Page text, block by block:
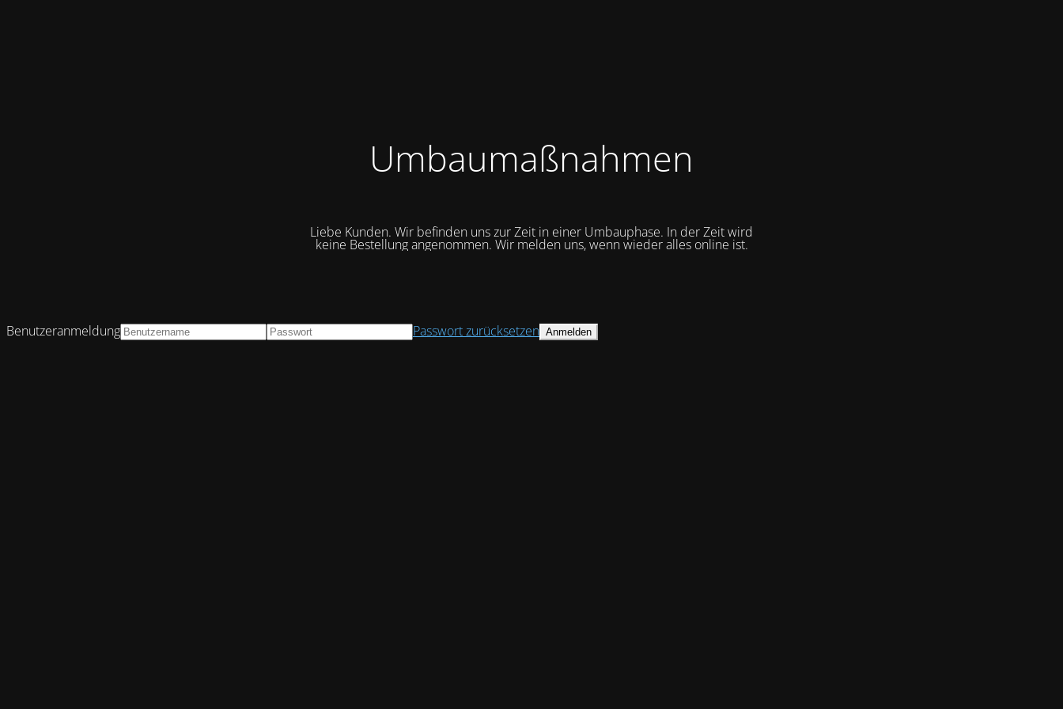
Umbaumaßnahmen
Liebe Kunden. Wir befinden uns zur Zeit in einer Umbauphase. In der Zeit wird
keine Bestellung angenommen. Wir melden uns, wenn wieder alles online ist.
Benutzeranmeldung Passwort zurücksetzen